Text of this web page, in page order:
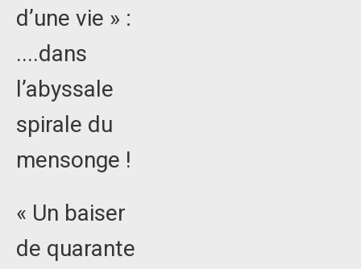
d’une vie » :
....dans
l’abyssale
spirale du
mensonge !
« Un baiser
de quarante